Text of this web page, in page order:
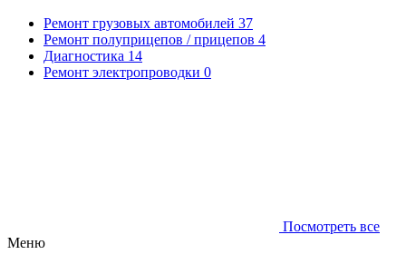
Ремонт грузовых автомобилей 37
Ремонт полуприцепов / прицепов 4
Диагностика 14
Ремонт электропроводки 0
Посмотреть все
Меню